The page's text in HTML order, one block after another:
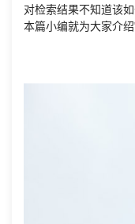
对检索结果不知道该
本篇小编就为大家介